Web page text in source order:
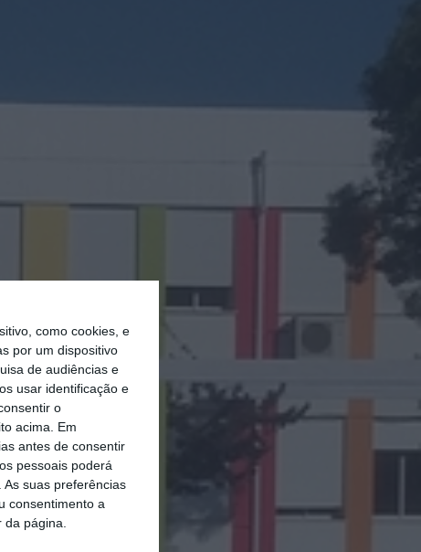
como cookies, e
por um dispositivo
de audiências e
usar identificação e
o
acima. Em
antes de consentir
pessoais poderá
suas preferências
consentimento a
página.